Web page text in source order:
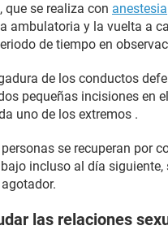
se realiza con anestesia
ambulatoria y la vuelta a
de tiempo en
de los conductos
pequeñas incisiones en
uno de los extremos .
se recuperan por
incluso al día
las relaciones